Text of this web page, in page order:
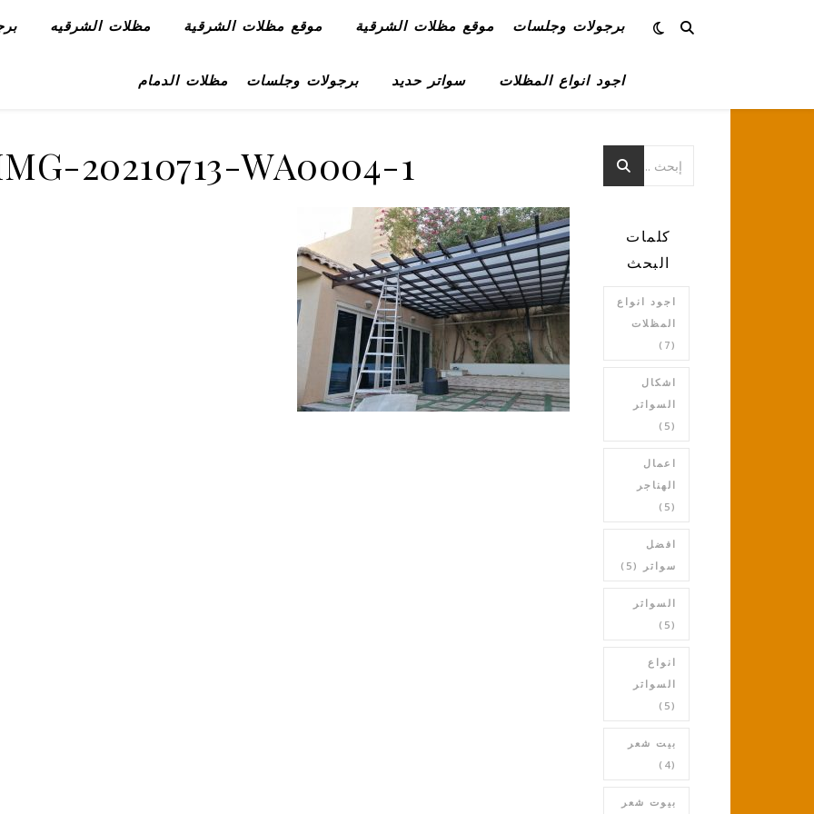
برجولات وجلسات موقع مظلات الشرقية موقع مظلات الشرقية مظلات الشرقيه
اجود انواع المظلات سواتر حديد برجولات وجلسات مظلات الدمام
20210713-WA0004-1
كلمات
البحث
اجود انواع
المظلات
(7)
اشكال
السواتر
(5)
اعمال
الهناجر
(5)
افضل
سواتر
(5)
السواتر
(5)
انواع
السواتر
(5)
بيت شعر
(4)
بيوت شعر